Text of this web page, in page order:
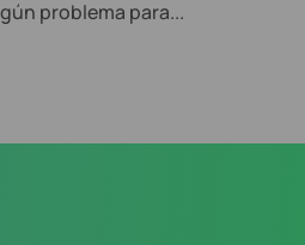
problema para...